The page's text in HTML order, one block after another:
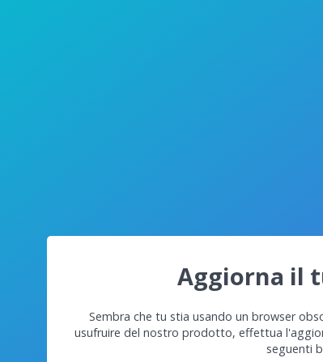
Aggiorna il
Sembra che tu stia usando un browser
usufruire del nostro prodotto, effettua
seguenti